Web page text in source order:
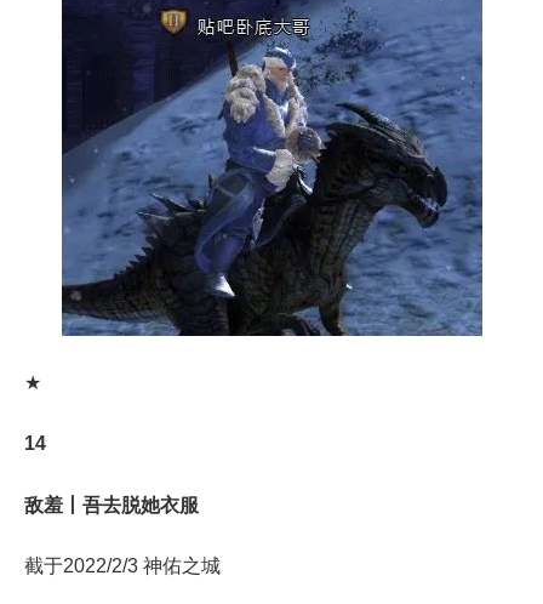
★
14
敌羞丨吾去脱她衣服
截于2022/2/3 神佑之城